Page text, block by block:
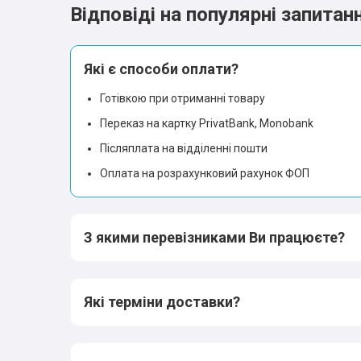
Відповіді на популярні
Які є способи оплати?
Готівкою при отриманні товару
Переказ на картку PrivatBank, Monobank
Післяплата на відділенні пошти
Оплата на розрахунковий рахунок ФОП
З якими перевізниками Ви працюєте?
Які терміни доставки?